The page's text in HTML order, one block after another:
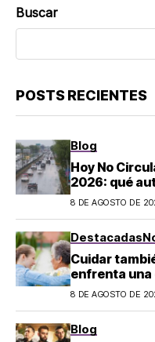
Buscar
POSTS RECIENTES
Blog
Hoy No
2026: qué
salir en
8 DE AGOSTO DE
Destacadas
Cuidar
enfrenta una
8 DE AGOSTO DE
Blog